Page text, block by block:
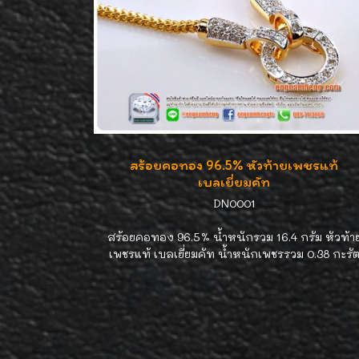
สร้อยคอทอง 96.5% หัวท้ายเพชรแท้
เบลเยี่ยมคัท
DN0001
สร้อยคอทอง 96.5% น้ำหนักรวม 16.4 กรัม หัวท้า
เพชรแท้ เบลเยี่ยมคัท น้ำหนักเพชรรวม 0.38 กะรัต